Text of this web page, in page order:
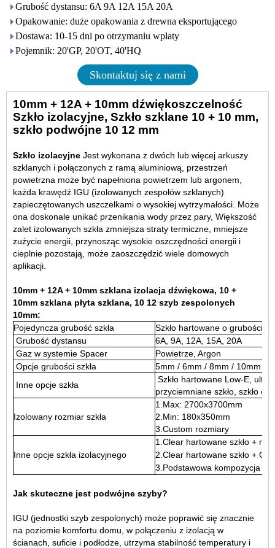
Grubość dystansu: 6A 9A 12A 15A 20A
Opakowanie: duże opakowania z drewna eksportującego
Dostawa: 10-15 dni po otrzymaniu wpłaty
Pojemnik: 20'GP, 20'OT, 40'HQ
Skontaktuj się z nami
10mm + 12A + 10mm dźwiękoszczelność
Szkło izolacyjne, Szkło szklane 10 + 10 mm,
szkło podwójne 10 12 mm
Szkło izolacyjne Jest wykonana z dwóch lub więcej arkuszy
szklanych i połączonych z ramą aluminiową, przestrzeń
powietrzna może być napełniona powietrzem lub argonem,
każda krawędź IGU (izolowanych zespołów szklanych)
zapieczętowanych uszczelkami o wysokiej wytrzymałości. Może
ona doskonale unikać przenikania wody przez pary, Większość
zalet izolowanych szkła zmniejsza straty termiczne, mniejsze
zużycie energii, przynosząc wysokie oszczędności energii i
cieplnie pozostają, może zaoszczędzić wiele domowych
aplikacji.
10mm + 12A + 10mm szklana izolacja dźwiękowa, 10 +
10mm szklana płyta szklana, 10 12 szyb zespolonych
10mm:
Pojedyncza grubość szkła
Szkło hartowane o grubości 5
Grubość dystansu
6A, 9A, 12A, 15A, 20A
Gaz w systemie Spacer
Powietrze, Argon
Opcje grubości szkła
5mm / 6mm / 8mm / 10mm /
Inne opcje szkła
Szkło hartowane Low-E, ultra
przyciemniane szkło, szkło
Izolowany rozmiar szkła
1.Max: 2700x3700mm
2.Min: 180x350mm
3.Custom rozmiary
Inne opcje szkła izolacyjnego
1.Clear hartowane szkło +
2.Clear hartowane szkło +
3.Podstawowa kompozycja w
Jak skuteczne jest podwójne szyby?
IGU (jednostki szyb zespolonych) może poprawić się znacznie
na poziomie komfortu domu, w połączeniu z izolacją w
ścianach, suficie i podłodze, utrzyma stabilność temperatury i